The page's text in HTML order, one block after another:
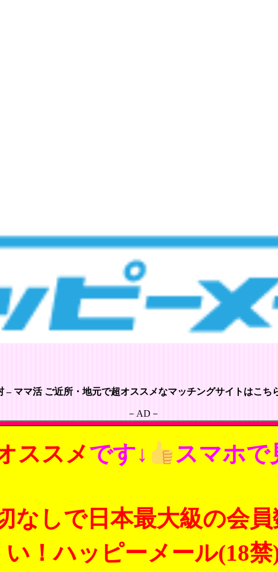
– ママ活 ご近所・地元で超オススメなマッチングサイトはこち
－AD－
ススメです↓ スマホで
なしで日本最大級の会
い！ハッピーメール(18禁